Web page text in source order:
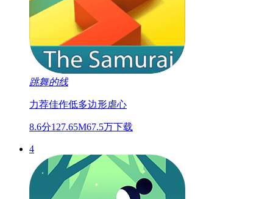
跳舞的线
力荐佳作低多边形虐心
8.6分127.65M67.5万下载
4